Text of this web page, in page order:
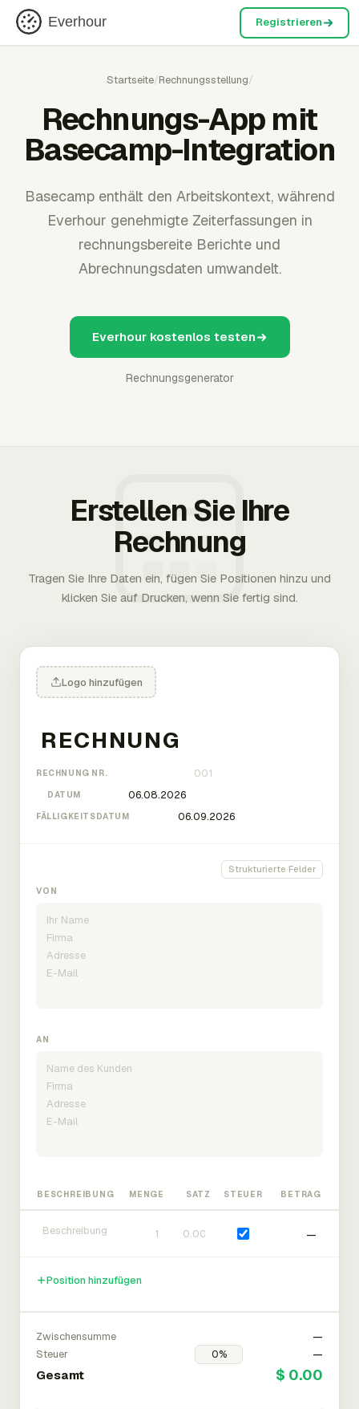
Everhour Registrieren
Startseite/Rechnungsstellung/
Rechnungs-App mit
Basecamp-Integration
Basecamp enthält den Arbeitskontext, während
Everhour genehmigte Zeiterfassungen in
rechnungsbereite Berichte und
Abrechnungsdaten umwandelt.
Everhour kostenlos testen
Rechnungsgenerator
Erstellen Sie Ihre
Rechnung
Tragen Sie Ihre Daten ein, fügen Sie Positionen hinzu und
klicken Sie auf Drucken, wenn Sie fertig sind.
Logo hinzufügen
RECHNUNG NR.
DATUM
FÄLLIGKEITSDATUM
Strukturierte Felder
VON
AN
BESCHREIBUNG MENGE SATZ STEUER BETRAG
—
Position hinzufügen
Zwischensumme
—
Steuer
—
Gesamt $ 0.00